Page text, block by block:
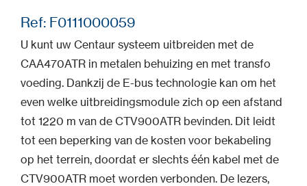
Ref: F0111000059
U kunt uw Centaur systeem uitbreiden met de
CAA470ATR in metalen behuizing en met transfo
voeding. Dankzij de E-bus technologie kan om het
even welke uitbreidingsmodule zich op een afstand
tot 1220 m van de CTV900ATR bevinden. Dit leidt
tot een beperking van de kosten voor bekabeling
op het terrein, doordat er slechts één kabel met de
CTV900ATR moet worden verbonden. De lezers,